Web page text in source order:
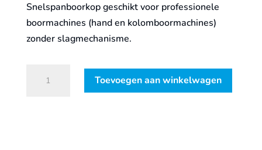
Snelspanboorkop geschikt voor professionele
boormachines (hand en kolomboormachines)
zonder slagmechanisme.
Snelspanboorkop
PREMIUM
Toevoegen aan winkelwagen